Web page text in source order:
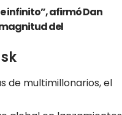
infinito”, afirmó Dan
del
de multimillonarios, el